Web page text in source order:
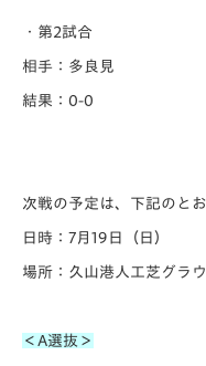
・第2試合
相手：多良見
結果：0-0
次戦の予定は、下記のとお
日時：7月19日（日）
場所：久山港人工芝グラ
＜A選抜＞